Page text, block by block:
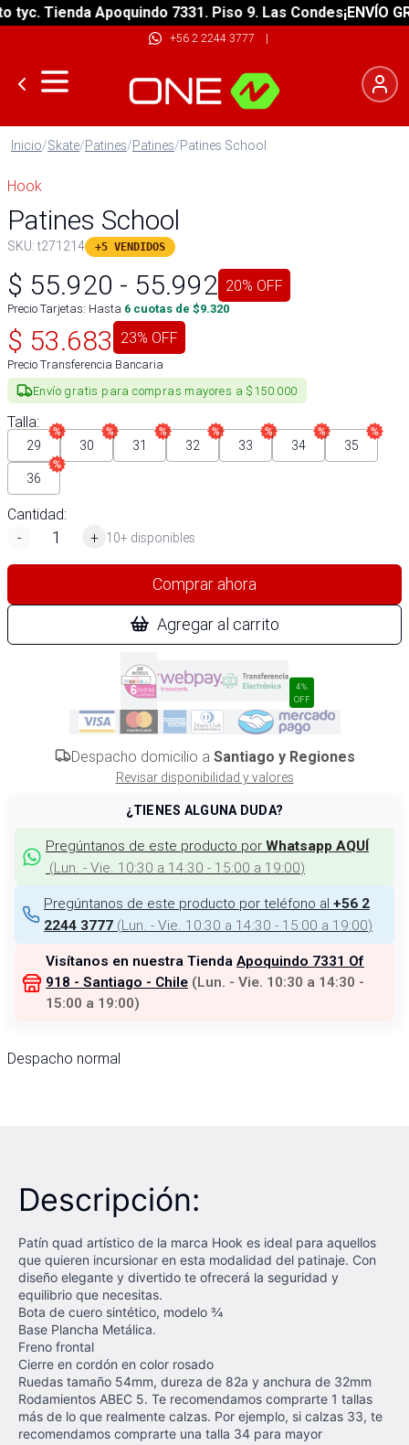
Tienda Apoquindo 7331. Piso 9. Las Condes¡ENVÍO
+56 2 2244 3777 |
Inicio/Skate/Patines/Patines/Patines School
Hook
Patines School
SKU:t271214 +5 VENDIDOS
$ 55.920 - 55.992 20% OFF
Precio Tarjetas: Hasta 6 cuotas de $9.320
$ 53.683 23% OFF
Precio Transferencia Bancaria
Envío gratis para compras mayores a $150.000
Talla:
29 30 31 32 33 34
35
36
Cantidad:
-
+ 10+ disponibles
Comprar ahora
Agregar al carrito
4%
OFF
Despacho domicilio a Santiago y Regiones
Revisar disponibilidad y valores
¿TIENES ALGUNA DUDA?
Pregúntanos de este producto por Whatsapp AQUÍ
(Lun. - Vie. 10:30 a 14:30 - 15:00 a 19:00)
Pregúntanos de este producto por teléfono al +56 2
2244 3777 (Lun. - Vie. 10:30 a 14:30 - 15:00 a 19:00)
Visítanos en nuestra Tienda Apoquindo 7331 Of
918 - Santiago - Chile (Lun. - Vie. 10:30 a 14:30 -
15:00 a 19:00)
Despacho normal
Descripción:
Patín quad artístico de la marca Hook es ideal para aquellos
que quieren incursionar en esta modalidad del patinaje. Con
diseño elegante y divertido te ofrecerá la seguridad y
equilibrio que necesitas.
Bota de cuero sintético, modelo ¾
Base Plancha Metálica.
Freno frontal
Cierre en cordón en color rosado
Ruedas tamaño 54mm, dureza de 82a y anchura de 32mm
Rodamientos ABEC 5. Te recomendamos comprarte 1 tallas
más de lo que realmente calzas. Por ejemplo, si calzas 33, te
recomendamos comprarte una talla 34 para mayor